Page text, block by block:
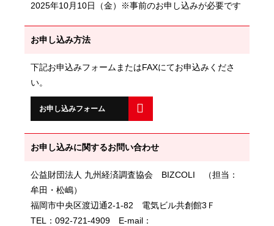
2025年10月10日（金）※事前のお申し込みが必要です
お申し込み方法
下記お申込みフォームまたはFAXにてお申込みくださ
い。
お申し込みフォーム
お申し込みに関するお問い合わせ
公益財団法人 九州経済調査協会 BIZCOLI （担当：
牟田・松嶋）
福岡市中央区渡辺通2-1-82 電気ビル共創館3Ｆ
TEL：092-721-4909 E-mail：